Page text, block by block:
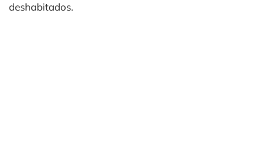
deshabitados.